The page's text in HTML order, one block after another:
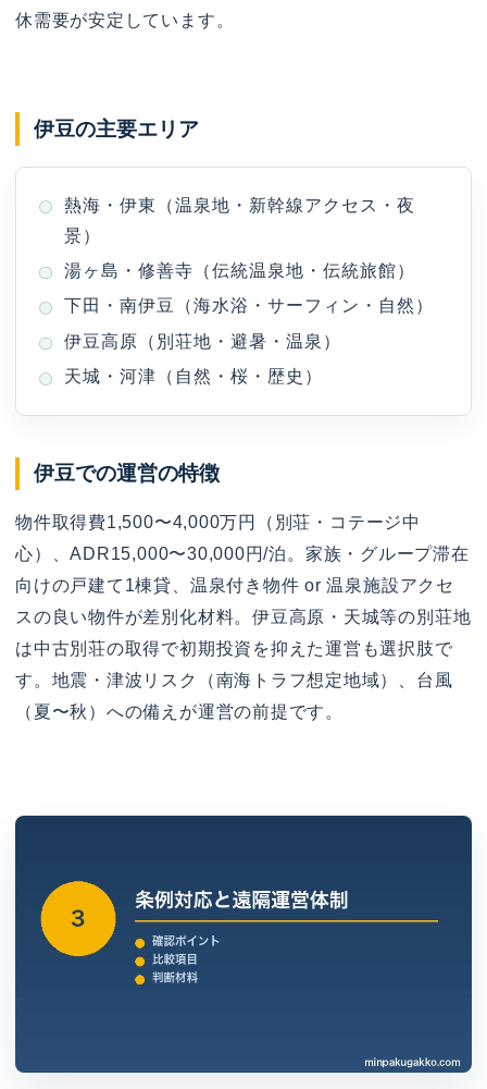
休需要が安定しています。
伊豆の主要エリア
熱海・伊東（温泉地・新幹線アクセス・夜
景）
湯ヶ島・修善寺（伝統温泉地・伝統旅館）
下田・南伊豆（海水浴・サーフィン・自然）
伊豆高原（別荘地・避暑・温泉）
天城・河津（自然・桜・歴史）
伊豆での運営の特徴
物件取得費1,500〜4,000万円（別荘・コテージ中
心）、ADR15,000〜30,000円/泊。家族・グループ滞在
向けの戸建て1棟貸、温泉付き物件 o​r 温泉施設アクセ
スの良い物件が差別化材料。伊豆高原・天城等の別荘地
は中古別荘の取得で初期投資を抑えた運営も選択肢で
す。地震・津波リスク（南海トラフ想定地域）、台風
（夏〜秋）への備えが運営の前提です。